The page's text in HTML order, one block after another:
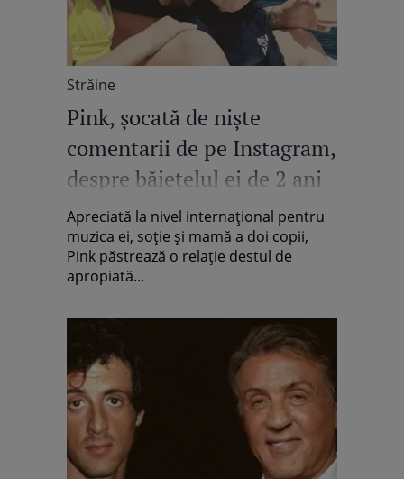
Străine
Pink, șocată de niște
comentarii de pe Instagram,
despre băiețelul ei de 2 ani
Apreciată la nivel internațional pentru
muzica ei, soție și mamă a doi copii,
Pink păstrează o relație destul de
apropiată...